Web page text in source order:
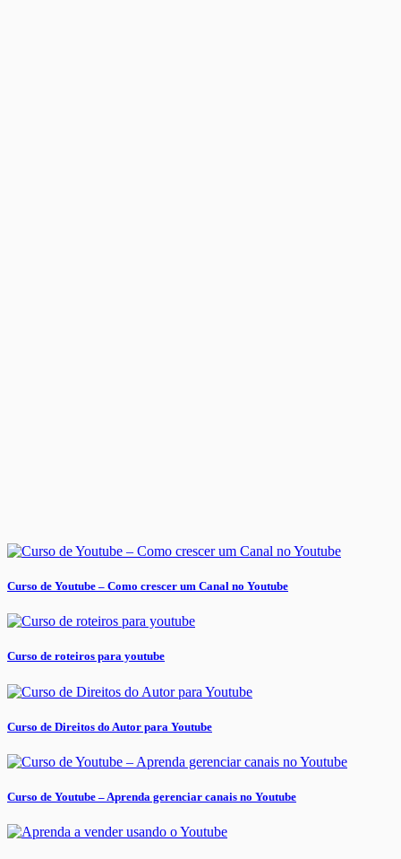
Curso de Youtube – Como crescer um Canal no Youtube
Curso de roteiros para youtube
Curso de Direitos do Autor para Youtube
Curso de Youtube – Aprenda gerenciar canais no Youtube